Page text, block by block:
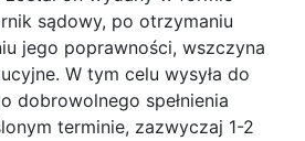
sądowy, po otrzymaniu
jego poprawności, wszczyna
W tym celu wysyła do
dobrowolnego spełnienia
terminie, zazwyczaj 1-2